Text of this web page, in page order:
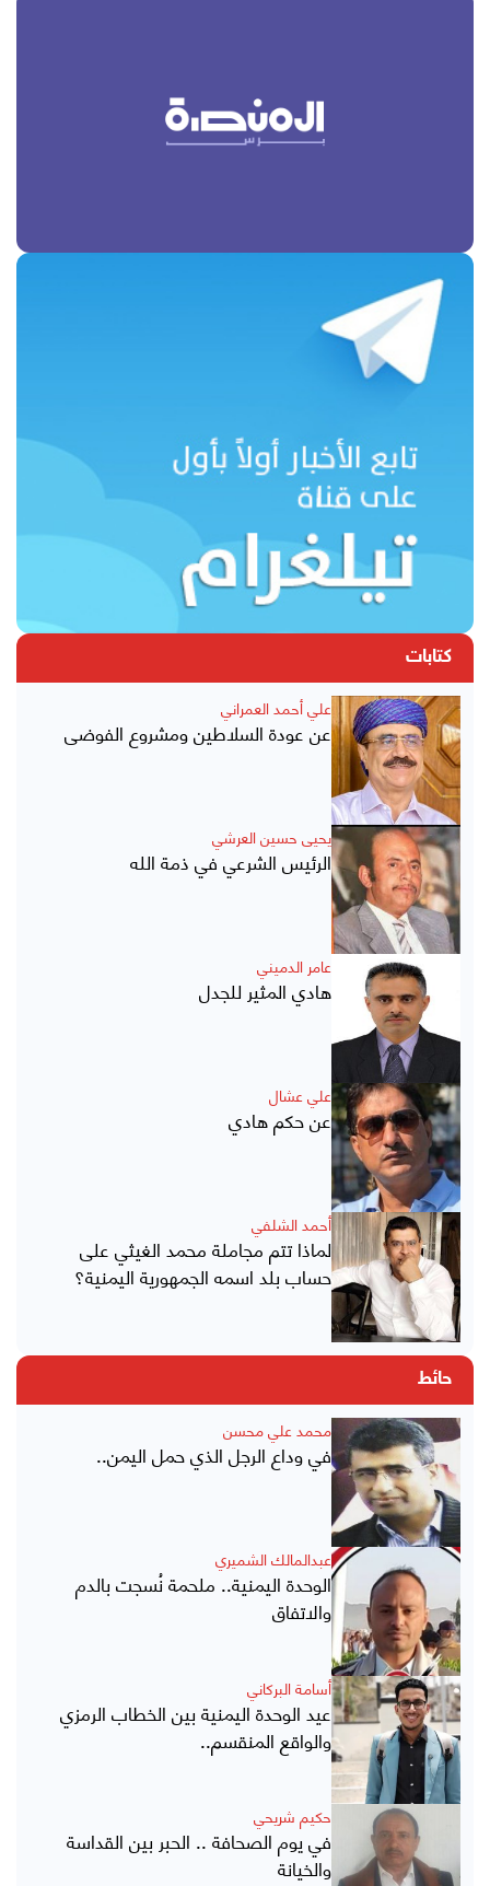
كتابات
علي أحمد العمراني
عن عودة السلاطين ومشروع الفوضى
يحيى حسين العرشي
الرئيس الشرعي في ذمة الله
عامر الدميني
هادي المثير للجدل
علي عشال
عن حكم هادي
أحمد الشلفي
لماذا تتم مجاملة محمد الغيثي على
حساب بلد اسمه الجمهورية اليمنية؟
حائط
محمد علي محسن
في وداع الرجل الذي حمل اليمن..
عبدالمالك الشميري
الوحدة اليمنية.. ملحمة نُسجت بالدم
والاتفاق
أسامة البركاني
عيد الوحدة اليمنية بين الخطاب الرمزي
والواقع المنقسم..
حكيم شريحي
في يوم الصحافة .. الحبر بين القداسة
والخيانة